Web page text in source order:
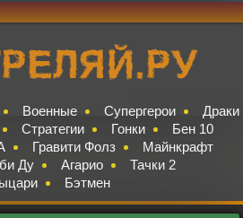
Военные Супергерои
Драки
Стратегии Гонки
Бен 10
Гравити Фолз
Майнкрафт
Ду Агарио
Тачки 2
Бэтмен